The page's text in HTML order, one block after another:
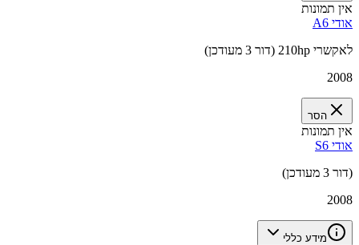
אין תמונות
אודי A6
לאקשרי 210hp (דור 3 מעודכן)
2008
הסר
אין תמונות
אודי S6
(דור 3 מעודכן)
2008
מידע כללי